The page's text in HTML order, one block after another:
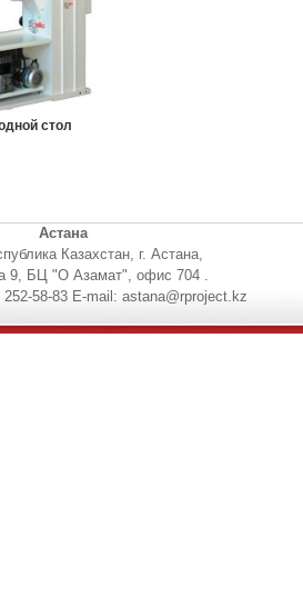
стол
Астана
Казахстан, г. Астана,
9, БЦ "О Азамат", офис 704 .
58-83 E-mail: astana@rproject.kz